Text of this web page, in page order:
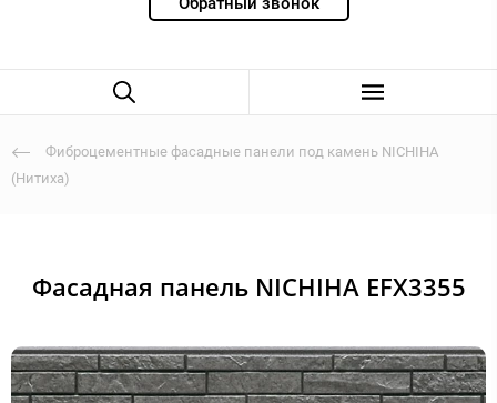
Фиброцементные фасадные панели под камень NICHIHA
(Нитиха)
Фасадная панель NICHIHA EFX3355